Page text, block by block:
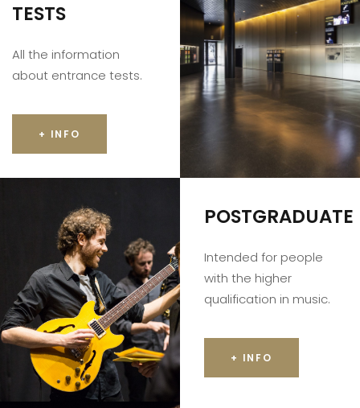
TESTS
All the information
about entrance tests.
+ INFO
POSTGRADUATE
Intended for people
with the higher
qualification in music.
+ INFO